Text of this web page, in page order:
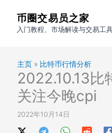
币圈交易员之家
入门教程、市场解读与交易工
主页 » 比特币行情分析
2022.10.13比
关注今晚cpi
2022年10月14日